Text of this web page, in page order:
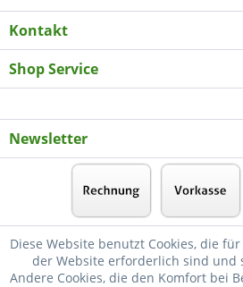
Kontakt
Shop Service
Newsletter
Diese Website benutzt Cookies, die
der Website erforderlich sind und
Andere Cookies, die den Komfort bei